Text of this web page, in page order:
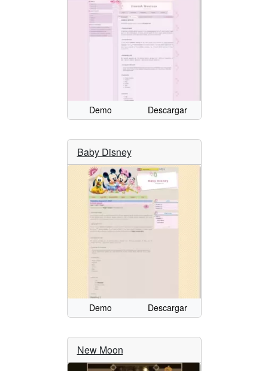
Demo Descargar
Baby Disney
Demo Descargar
New Moon